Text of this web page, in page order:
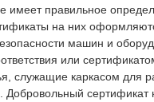
имеет правильное
на них
машин и
или
служащие каркасом для